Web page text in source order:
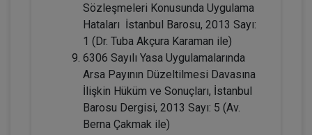
Boşanma Hukuku - IV. Medeni Hukuk
Kongresi - III. Oturum
360 TL Sepete Ekle
Tüketici Hukuku Enstitüsü
Sözleşmeleri Konusunda Uygulama
Hataları İstanbul Barosu, 2013 Sayı:
1 (Dr. Tuba Akçura Karaman ile)
6306 Sayılı Yasa Uygulamalarında
Arsa Payının Düzeltilmesi Davasına
İlişkin Hüküm ve Sonuçları, İstanbul
Barosu Dergisi, 2013 Sayı: 5 (Av.
Berna Çakmak ile)